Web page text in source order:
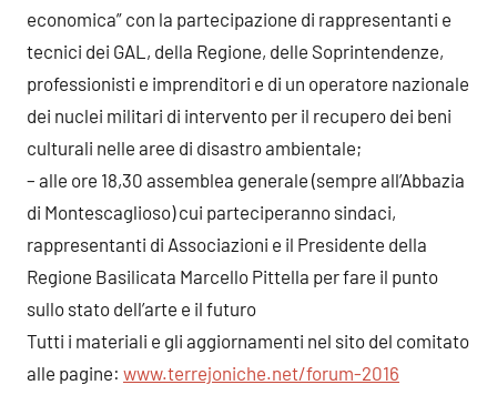
economica” con la partecipazione di rappresentanti e
tecnici dei GAL, della Regione, delle Soprintendenze,
professionisti e imprenditori e di un operatore nazionale
dei nuclei militari di intervento per il recupero dei beni
culturali nelle aree di disastro ambientale;
– alle ore 18,30 assemblea generale (sempre all’Abbazia
di Montescaglioso) cui parteciperanno sindaci,
rappresentanti di Associazioni e il Presidente della
Regione Basilicata Marcello Pittella per fare il punto
sullo stato dell’arte e il futuro
Tutti i materiali e gli aggiornamenti nel sito del comitato
alle pagine: www.terrejoniche.net/forum-2016